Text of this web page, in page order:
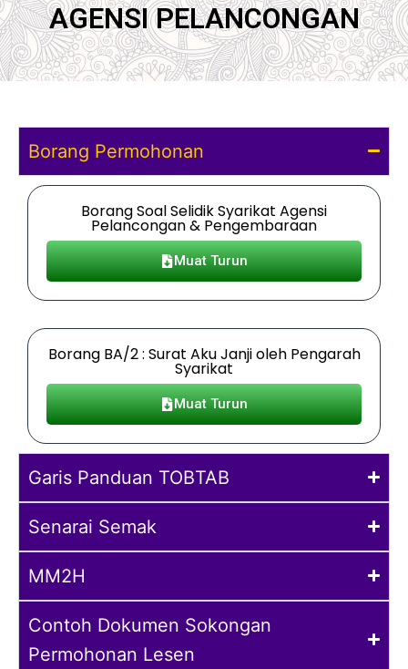
AGENSI PELANCONGAN
Borang Permohonan
Borang Soal Selidik Syarikat Agensi
Pelancongan & Pengembaraan
Muat Turun
Borang BA/2 : Surat Aku Janji oleh Pengarah
Syarikat
Muat Turun
Garis Panduan TOBTAB
Senarai Semak
MM2H
Contoh Dokumen Sokongan
Permohonan Lesen